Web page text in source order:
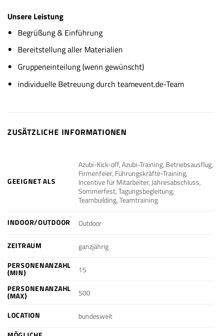
Unsere Leistung
Begrüßung & Einführung
Bereitstellung aller Materialien
Gruppeneinteilung (wenn gewünscht)
individuelle Betreuung durch teamevent.de-Team
ZUSÄTZLICHE INFORMATIONEN
GEEIGNET ALS
Azubi-Kick-off, Azubi-Training, Betriebsausflug,
Firmenfeier, Führungskräfte-Training,
Incentive für Mitarbeiter, Jahresabschluss,
Sommerfest, Tagungsbegleitung,
Teambuilding, Teamtraining
INDOOR/OUTDOOR Outdoor
ZEITRAUM
ganzjährig
PERSONENANZAHL
(MIN)
15
PERSONENANZAHL
(MAX) 500
LOCATION
bundesweit